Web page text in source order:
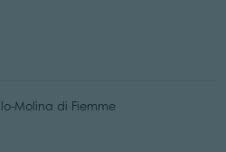
Molina di Fiemme